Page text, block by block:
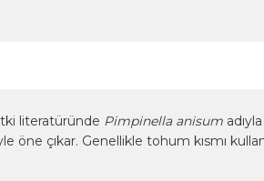
literatüründe Pimpinella anisum
çıkar. Genellikle tohum kısmı